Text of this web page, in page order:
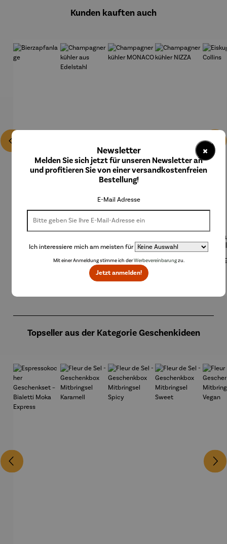
Kunden kauften auch
nlage
Regulärer Preis:
nerkühler
Edelstahl
Regulärer Preis:
59,95 €
nerkühler
MONACO
Regulärer Preis:
249,00 €
nerkühler
NIZZA
Regulärer Preis:
199,00 €
Topseller aus der Kategorie Geschenkideen
×
Newsletter
Melden Sie sich jetzt für unseren Newsletter an
und profitieren Sie von einer versandkostenfreien
Bestellung!
E-Mail Adresse
Ich interessiere mich am meisten für
Mit einer Anmeldung stimme ich derWerbevereinbarungzu.
Jetzt anmelden!